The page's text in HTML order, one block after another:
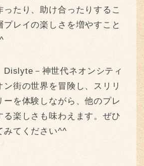
ったり、助け合ったりするこ
プレイの楽しさを増やすこと
Dislyte－神世代ネオンシティ
ン街の世界を冒険し、スリリ
ーを体験しながら、他のプレ
る楽しさも味わえます。ぜひ
みてください^^